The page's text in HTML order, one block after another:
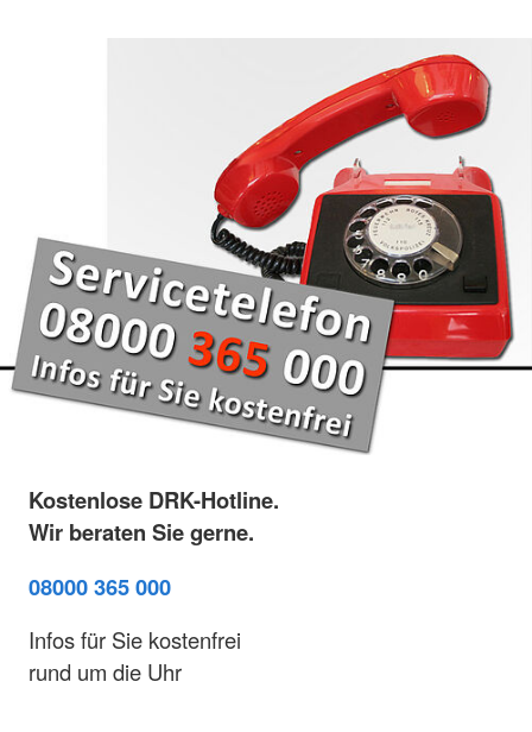
Kostenlose DRK-Hotline.
Wir beraten Sie gerne.
08000 365 000
Infos für Sie kostenfrei
rund um die Uhr